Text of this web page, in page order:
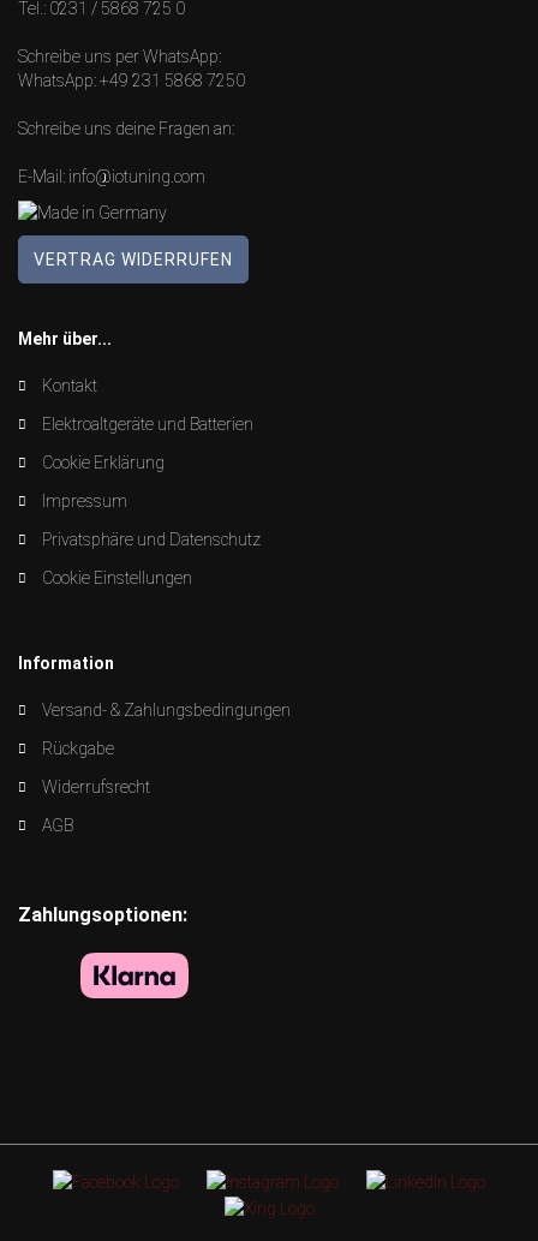
Tel.: 0231 / 5868 725 0
Schreibe uns per WhatsApp:
WhatsApp:+49 231 5868 7250
Schreibe uns deine Fragen an:
E-Mail: info@iotuning.com
VERTRAG WIDERRUFEN
Mehr über...
Kontakt
Elektroaltgeräte und Batterien
Cookie Erklärung
Impressum
Privatsphäre und Datenschutz
Cookie Einstellungen
Information
Versand- & Zahlungsbedingungen
Rückgabe
Widerrufsrecht
AGB
Zahlungsoptionen: